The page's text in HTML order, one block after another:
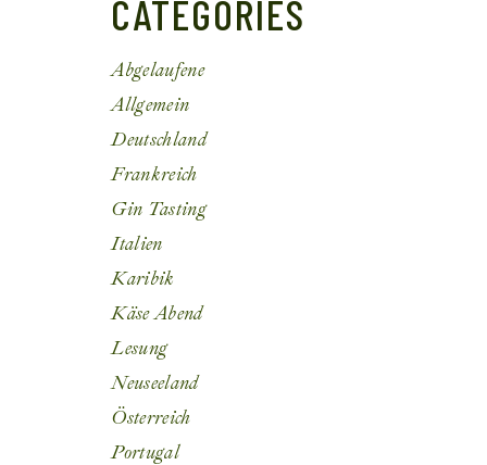
CATEGORIES
Abgelaufene
Allgemein
Deutschland
Frankreich
Gin Tasting
Italien
Karibik
Käse Abend
Lesung
Neuseeland
Österreich
Portugal